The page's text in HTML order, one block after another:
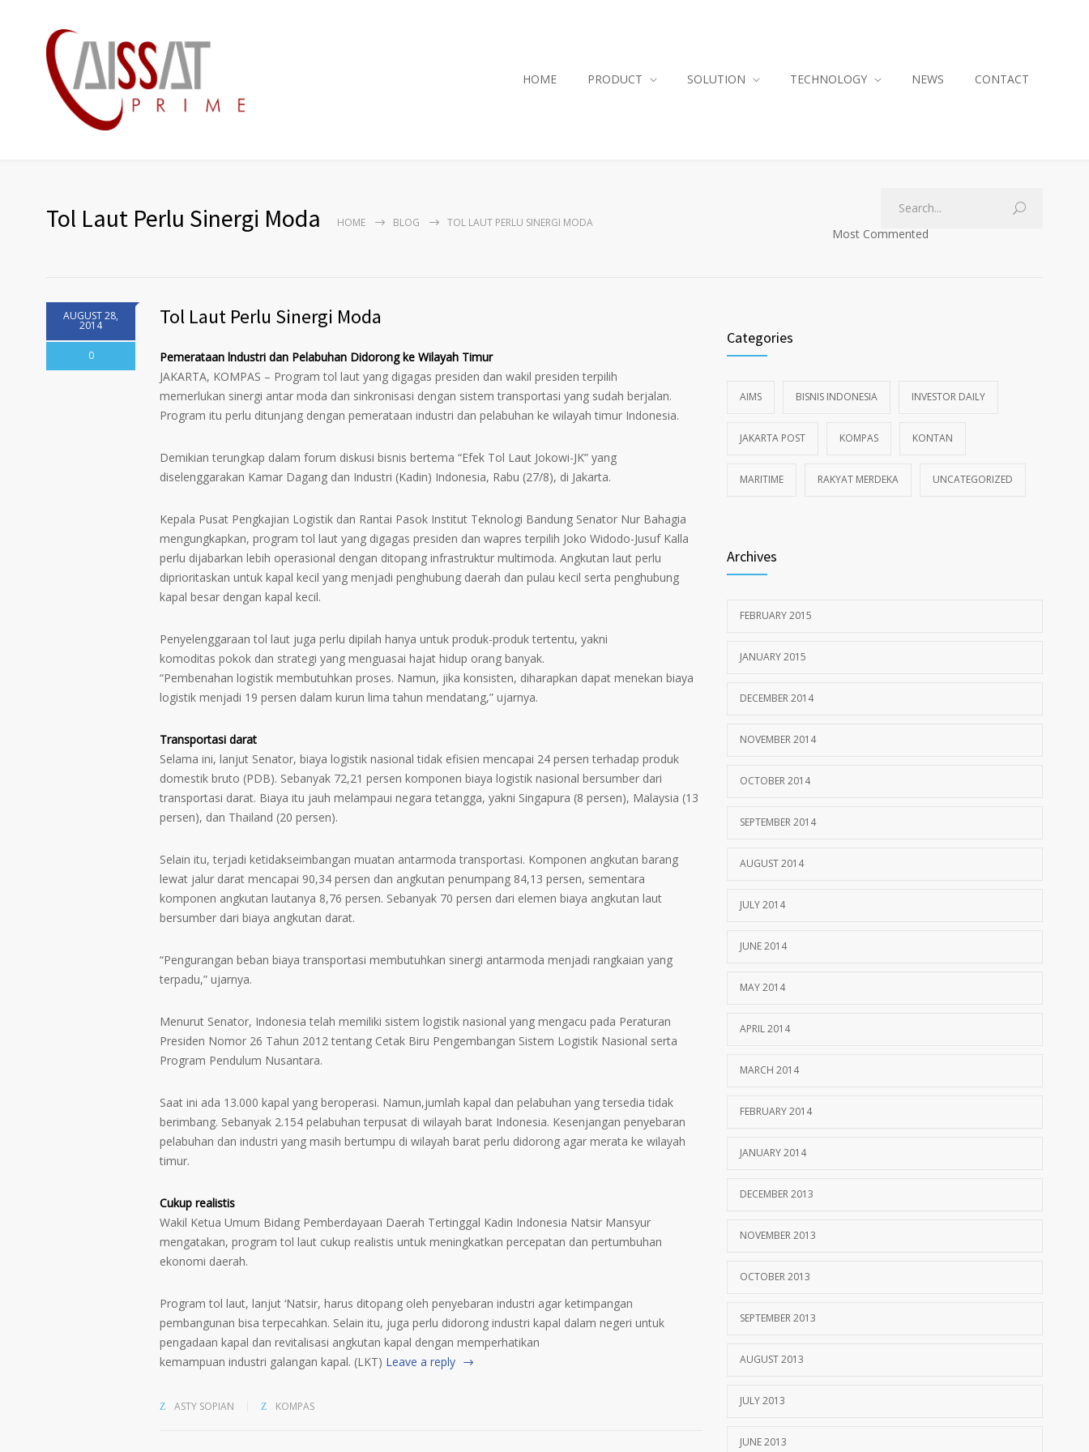
HOME PRODUCT SOLUTION TECHNOLOGY NEWS CONTACT
Tol Laut Perlu Sinergi Moda HOME BLOG TOL LAUT PERLU SINERGI MODA
Most Commented
AUGUST 28,
2014
0
Tol Laut Perlu Sinergi Moda
Pemerataan lndustri dan Pelabuhan Didorong ke Wilayah Timur
JAKARTA, KOMPAS – Program tol laut yang digagas presiden dan wakil presiden terpilih
memerlukan sinergi antar moda dan sinkronisasi dengan sistem transportasi yang sudah berjalan.
Program itu perlu ditunjang dengan pemerataan industri dan pelabuhan ke wilayah timur Indonesia.
Demikian terungkap dalam forum diskusi bisnis bertema “Efek Tol Laut Jokowi-JK” yang
diselenggarakan Kamar Dagang dan Industri (Kadin) Indonesia, Rabu (27/8), di Jakarta.
Kepala Pusat Pengkajian Logistik dan Rantai Pasok Institut Teknologi Bandung Senator Nur Bahagia
mengungkapkan, program tol laut yang digagas presiden dan wapres terpilih Joko Widodo-Jusuf Kalla
perlu dijabarkan lebih operasional dengan ditopang infrastruktur multimoda. Angkutan laut perlu
diprioritaskan untuk kapal kecil yang menjadi penghubung daerah dan pulau kecil serta penghubung
kapal besar dengan kapal kecil.
Penyelenggaraan tol laut juga perlu dipilah hanya untuk produk-produk tertentu, yakni
komoditas pokok dan strategi yang menguasai hajat hidup orang banyak.
“Pembenahan logistik membutuhkan proses. Namun, jika konsisten, diharapkan dapat menekan biaya
logistik menjadi 19 persen dalam kurun lima tahun mendatang,” ujarnya.
Transportasi darat
Selama ini, lanjut Senator, biaya logistik nasional tidak efisien mencapai 24 persen terhadap produk
domestik bruto (PDB). Sebanyak 72,21 persen komponen biaya logistik nasional bersumber dari
transportasi darat. Biaya itu jauh melampaui negara tetangga, yakni Singapura (8 persen), Malaysia (13
persen), dan Thailand (20 persen).
Selain itu, terjadi ketidakseimbangan muatan antarmoda transportasi. Komponen angkutan barang
lewat jalur darat mencapai 90,34 persen dan angkutan penumpang 84,13 persen, sementara
komponen angkutan lautanya 8,76 persen. Sebanyak 70 persen dari elemen biaya angkutan laut
bersumber dari biaya angkutan darat.
“Pengurangan beban biaya transportasi membutuhkan sinergi antarmoda menjadi rangkaian yang
terpadu,” ujarnya.
Menurut Senator, Indonesia telah memiliki sistem logistik nasional yang mengacu pada Peraturan
Presiden Nomor 26 Tahun 2012 tentang Cetak Biru Pengembangan Sistem Logistik Nasional serta
Program Pendulum Nusantara.
Saat ini ada 13.000 kapal yang beroperasi. Namun,jumlah kapal dan pelabuhan yang tersedia tidak
berimbang. Sebanyak 2.154 pelabuhan terpusat di wilayah barat Indonesia. Kesenjangan penyebaran
pelabuhan dan industri yang masih bertumpu di wilayah barat perlu didorong agar merata ke wilayah
timur.
Cukup realistis
Wakil Ketua Umum Bidang Pemberdayaan Daerah Tertinggal Kadin Indonesia Natsir Mansyur
mengatakan, program tol laut cukup realistis untuk meningkatkan percepatan dan pertumbuhan
ekonomi daerah.
Program tol laut, lanjut ‘Natsir, harus ditopang oleh penyebaran industri agar ketimpangan
pembangunan bisa terpecahkan. Selain itu, juga perlu didorong industri kapal dalam negeri untuk
pengadaan kapal dan revitalisasi angkutan kapal dengan memperhatikan
kemampuan industri galangan kapal. (LKT) Leave a reply
ASTY SOPIAN KOMPAS
Categories
AIMS BISNIS INDONESIA INVESTOR DAILY
JAKARTA POST KOMPAS KONTAN
MARITIME RAKYAT MERDEKA UNCATEGORIZED
Archives
FEBRUARY 2015
JANUARY 2015
DECEMBER 2014
NOVEMBER 2014
OCTOBER 2014
SEPTEMBER 2014
AUGUST 2014
JULY 2014
JUNE 2014
MAY 2014
APRIL 2014
MARCH 2014
FEBRUARY 2014
JANUARY 2014
DECEMBER 2013
NOVEMBER 2013
OCTOBER 2013
SEPTEMBER 2013
AUGUST 2013
JULY 2013
JUNE 2013